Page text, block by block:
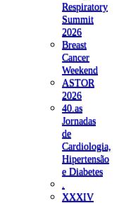
Respiratory
Summit
2026
Breast
Cancer
Weekend
ASTOR
2026
40.as
Jornadas
de
Cardiologia,
Hipertensão
e Diabetes
XXXIV